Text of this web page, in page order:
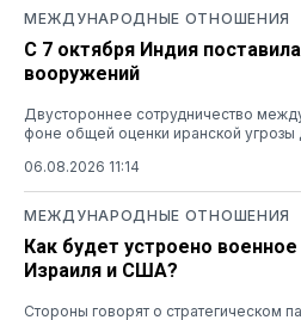
МЕЖДУНАРОДНЫЕ ОТНОШЕНИЯ
С 7 октября Индия
вооружений
Двустороннее сотрудничество
фоне общей оценки иранской угрозы
06.08.2026 11:14
МЕЖДУНАРОДНЫЕ ОТНОШЕНИЯ
Как будет устроено
Израиля и США?
Стороны говорят о стратегическом